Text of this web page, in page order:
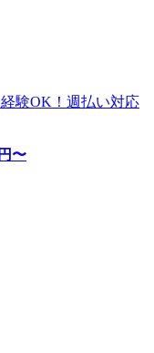
験OK！週払い対応
円〜